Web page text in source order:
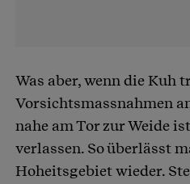
Was aber, wenn die Kuh
Vorsichtsmassnahmen
nahe am Tor zur Weide
verlassen. So überlässt
Hoheitsgebiet wieder.